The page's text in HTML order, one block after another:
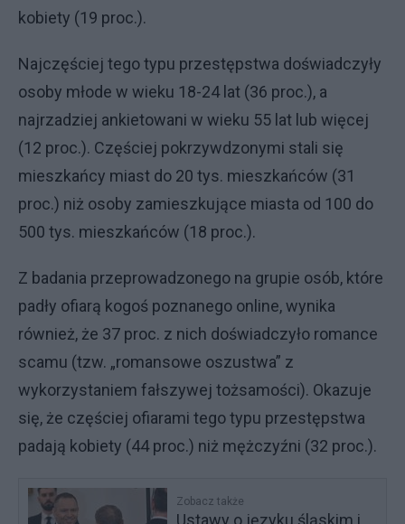
kobiety (19 proc.).
Najczęściej tego typu przestępstwa doświadczyły
osoby młode w wieku 18-24 lat (36 proc.), a
najrzadziej ankietowani w wieku 55 lat lub więcej
(12 proc.). Częściej pokrzywdzonymi stali się
mieszkańcy miast do 20 tys. mieszkańców (31
proc.) niż osoby zamieszkujące miasta od 100 do
500 tys. mieszkańców (18 proc.).
Z badania przeprowadzonego na grupie osób, które
padły ofiarą kogoś poznanego online, wynika
również, że 37 proc. z nich doświadczyło romance
scamu (tzw. „romansowe oszustwa” z
wykorzystaniem fałszywej tożsamości). Okazuje
się, że częściej ofiarami tego typu przestępstwa
padają kobiety (44 proc.) niż mężczyźni (32 proc.).
Zobacz także
Ustawy o języku śląskim i